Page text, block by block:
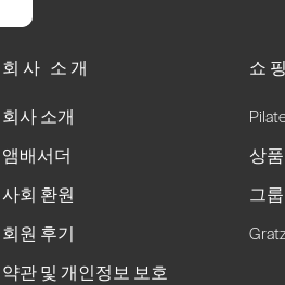
회사 소개
회사 소개
앰배서더
사회 환원
회원 후기
약관 및 개인정보 보호
쇼핑
상
그